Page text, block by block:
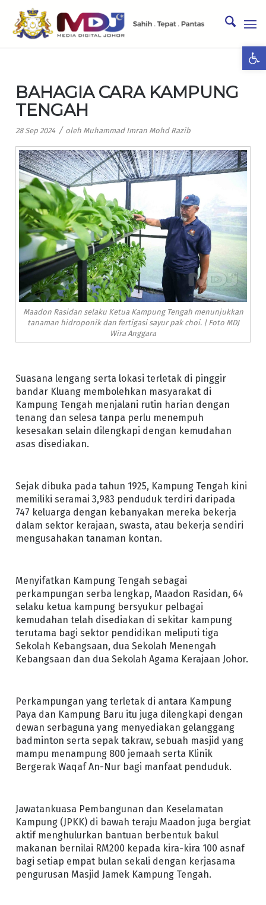
BAHAGIA CARA KAMPUNG
TENGAH
28 Sep 2024 / oleh Muhammad Imran Mohd Razib
Maadon Rasidan selaku Ketua Kampung Tengah menunjukkan
tanaman hidroponik dan fertigasi sayur pak choi. | Foto MDJ
Wira Anggara
Suasana lengang serta lokasi terletak di pinggir
bandar Kluang membolehkan masyarakat di
Kampung Tengah menjalani rutin harian dengan
tenang dan selesa tanpa perlu menempuh
kesesakan selain dilengkapi dengan kemudahan
asas disediakan.
Sejak dibuka pada tahun 1925, Kampung Tengah kini
memiliki seramai 3,983 penduduk terdiri daripada
747 keluarga dengan kebanyakan mereka bekerja
dalam sektor kerajaan, swasta, atau bekerja sendiri
mengusahakan tanaman kontan.
Menyifatkan Kampung Tengah sebagai
perkampungan serba lengkap, Maadon Rasidan, 64
selaku ketua kampung bersyukur pelbagai
kemudahan telah disediakan di sekitar kampung
terutama bagi sektor pendidikan meliputi tiga
Sekolah Kebangsaan, dua Sekolah Menengah
Kebangsaan dan dua Sekolah Agama Kerajaan Johor.
Perkampungan yang terletak di antara Kampung
Paya dan Kampung Baru itu juga dilengkapi dengan
dewan serbaguna yang menyediakan gelanggang
badminton serta sepak takraw, sebuah masjid yang
mampu menampung 800 jemaah serta Klinik
Bergerak Waqaf An-Nur bagi manfaat penduduk.
Jawatankuasa Pembangunan dan Keselamatan
Kampung (JPKK) di bawah teraju Maadon juga bergiat
aktif menghulurkan bantuan berbentuk bakul
makanan bernilai RM200 kepada kira-kira 100 asnaf
bagi setiap empat bulan sekali dengan kerjasama
pengurusan Masjid Jamek Kampung Tengah.